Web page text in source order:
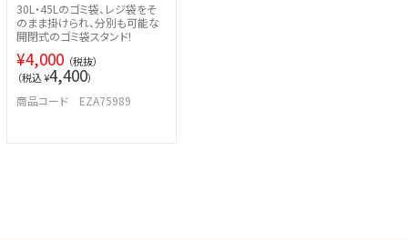
30L・45Lのゴミ袋、レジ袋をそ
のまま掛けられ、分別も可能な
開閉式のゴミ袋スタンド!
¥4,000 （税抜）
（税込 ¥4,400）
商品コード EZA75989